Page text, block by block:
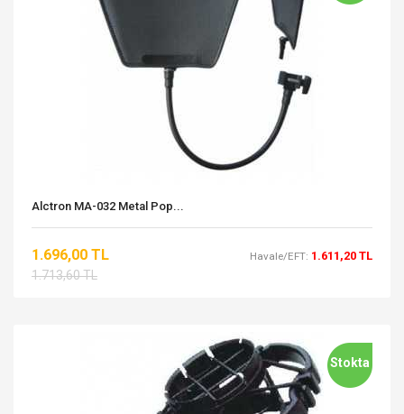
Alctron MA-032 Metal Pop...
1.696,00 TL
1.713,60 TL
Havale/EFT: 1.611,20 TL
Stokta